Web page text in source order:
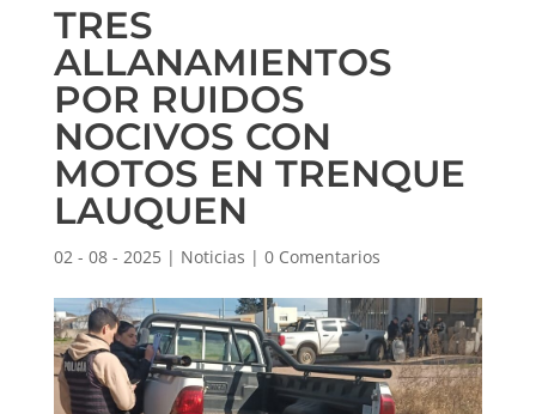
TRES
ALLANAMIENTOS
POR RUIDOS
NOCIVOS CON
MOTOS EN TRENQUE
LAUQUEN
02 - 08 - 2025| Noticias | 0 Comentarios